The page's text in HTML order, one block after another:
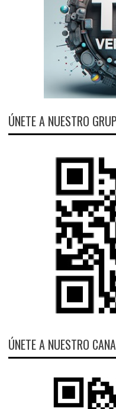
ÚNETE A NUESTRO
ÚNETE A NUESTRO